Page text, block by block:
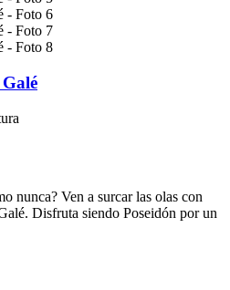
nunca? Ven a surcar las olas con
Disfruta siendo Poseidón por un